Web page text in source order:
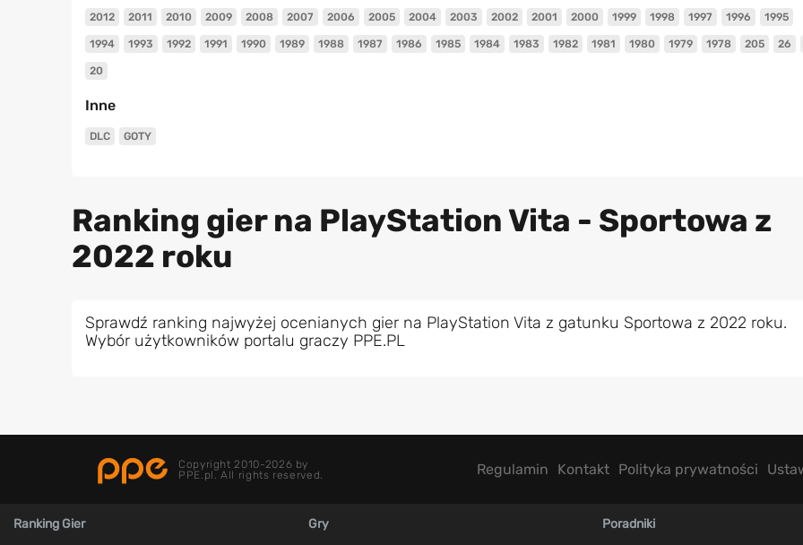
2012 2011 2010 2009 2008 2007 2006 2005 2004 2003 2002 2001 2000 1999 1998 1997 1996 1995
1994 1993 1992 1991 1990 1989 1988 1987 1986 1985 1984 1983 1982 1981 1980 1979 1978 205 26
20
Inne
DLC GOTY
Ranking gier na PlayStation Vita - Sportowa z
2022 roku
Sprawdź ranking najwyżej ocenianych gier na PlayStation Vita z gatunku Sportowa z 2022 roku.
Wybór użytkowników portalu graczy PPE.PL
Copyright 2010-2026 by
PPE.pl. All rights reserved.
Regulamin Kontakt Polityka prywatności
Ranking Gier Gry Poradniki